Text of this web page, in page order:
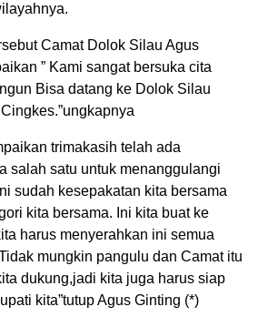
Camat Dolok Silau Agus
” Kami sangat bersuka cita
Bisa datang ke Dolok Silau
trimakasih telah ada
salah satu untuk menanggulangi
sudah kesepakatan kita bersama
kita bersama. Ini kita buat ke
harus menyerahkan ini semua
mungkin pangulu dan Camat itu
dukung,jadi kita juga harus siap
kita”tutup Agus Ginting (*)